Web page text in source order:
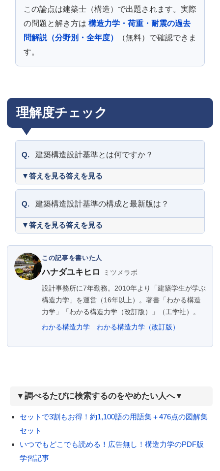
この論点は建築士（構造）で出題されます。実際
の問題と解き方は 構造力学・荷重・耐震の過去
問解説（分野別・全年度）
（無料）で確認できま
す。
理解度チェック
Q. 建築構造設計基準とは何ですか？
答えを見る
Q. 建築構造設計基準の構成と最新版は？
答えを見る
この記事を書いた人
ハナダユキヒロ
ミツメラボ
設計事務所に7年勤務。2010年より「建築学生が学ぶ
構造力学」を運営（16年以上）。著書「わかる構造
力学」「わかる構造力学（改訂版）」（工学社）。
わかる構造力学
わかる構造力学（改訂版）
▼調べるたびに検索するのをやめたい人へ▼
セットで3割もお得！約1,100語の用語集＋476点の図解集
セット
いつでもどこでも読める！広告無し！構造力学のPDF版
学習記事